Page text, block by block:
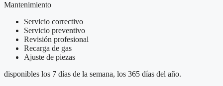
Mantenimiento
Servicio correctivo
Servicio preventivo
Revisión profesional
Recarga de gas
Ajuste de piezas
disponibles los 7 días de la semana, los 365 días del año.